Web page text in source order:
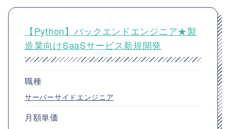
【Python】バックエンドエンジニア★製
造業向けSaaSサービス新規開発
職種
サーバーサイドエンジニア
月額単価